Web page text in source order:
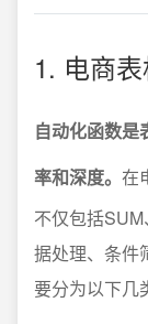
1. 电商
自动化函数是
率和深度。 在
不仅包括
据处理、条件
要分为以下几